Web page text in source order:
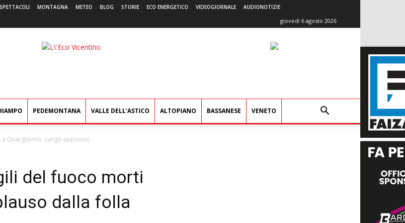
MONTAGNA METEO BLOG STORIE ECO ENERGETICO VIDEOGIORNALE AUDIONOTIZIE
giovedì 6 agosto 2026
L'Eco
PEDEMONTANA VALLE DELL’ASTICO ALTOPIANO BASSANESE VENETO
Quargnento. Lungo applauso...
del fuoco morti
dalla folla